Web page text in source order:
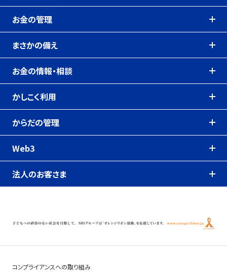
お金の管理
まさかの備え
お金の情報・相談
かしこく利用
からだの管理
Web3
法人のお客さま
コンプライアンスへの取り組み